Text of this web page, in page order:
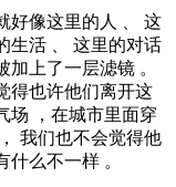
好像这里的人 、 这
生活 、 这里的对话
加上了一层滤镜 。
得也许他们离开这
场 ，在城市里面穿
我们也不会觉得他
什么不一样 。